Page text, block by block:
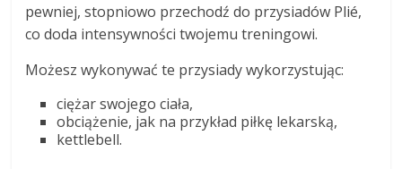
pewniej, stopniowo przechodź do przysiadów Plié,
co doda intensywności twojemu treningowi.
Możesz wykonywać te przysiady wykorzystując:
ciężar swojego ciała,
obciążenie, jak na przykład piłkę lekarską,
kettlebell.